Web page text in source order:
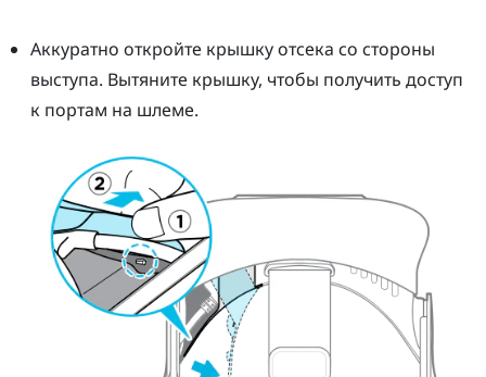
Аккуратно откройте крышку отсека со стороны
выступа. Вытяните крышку, чтобы получить доступ
к портам на шлеме.